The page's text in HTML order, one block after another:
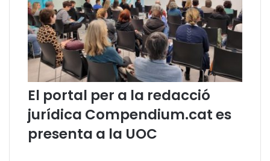
a
r
x
e
s
s
o
a
l
El portal per a la redacció
jurídica Compendium.cat es
presenta a la UOC